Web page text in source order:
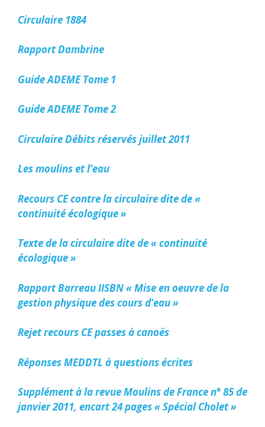
Circulaire 1884
Rapport Dambrine
Guide ADEME Tome 1
Guide ADEME Tome 2
Circulaire Débits réservés juillet 2011
Les moulins et l’eau
Recours CE contre la circulaire dite de «
continuité écologique »
Texte de la circulaire dite de « continuité
écologique »
Rapport Barreau IISBN « Mise en oeuvre de la
gestion physique des cours d’eau »
Rejet recours CE passes à canoës
Réponses MEDDTL à questions écrites
Supplément à la revue Moulins de France n° 85 de
janvier 2011, encart 24 pages « Spécial Cholet »